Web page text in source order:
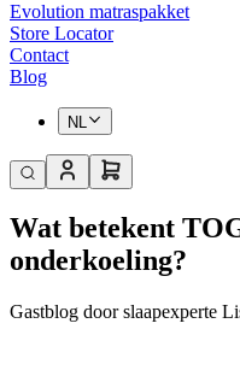
Evolution matraspakket
Store Locator
Contact
Blog
NL
Wat betekent
onderkoeling?
Gastblog door slaapexperte